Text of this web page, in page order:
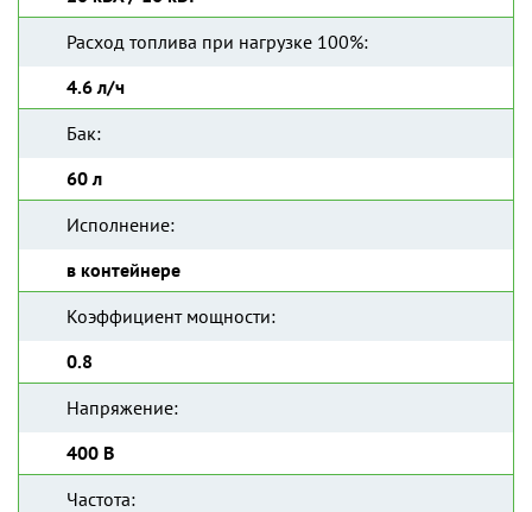
Расход топлива при нагрузке 100%:
4.6 л/ч
Бак:
60 л
Исполнение:
в контейнере
Коэффициент мощности:
0.8
Напряжение:
400 В
Частота: